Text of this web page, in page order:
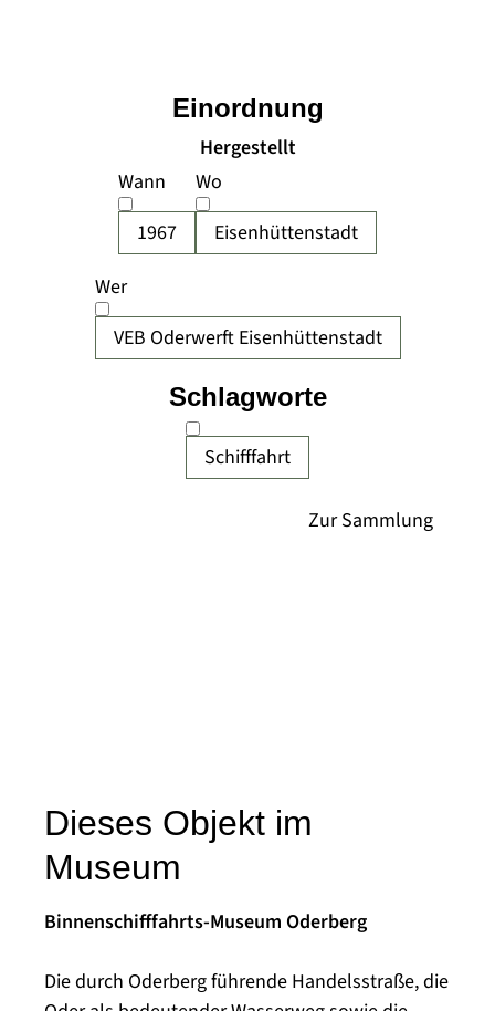
Hergestellt
Wann
1967
Wo
Eisenhüttenstadt
Wer
VEB Oderwerft Eisenhüttenstadt
Schifffahrt
Einordnung
Schlagworte
Dieses Objekt im
Museum
Binnenschifffahrts-Museum Oderberg
Die durch Oderberg führende Handelsstraße, die